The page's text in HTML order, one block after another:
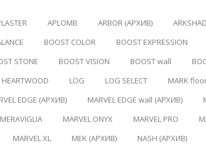
APLOMB ARBOR (АРХИВ)
BOOST COLOR BOOST EXPRESSION
STONE BOOST VISION BOOST wall
HEARTWOOD LOG LOG SELECT MARK
EDGE (АРХИВ) MARVEL EDGE wall (АРХИВ)
MARVEL ONYX MARVEL PRO
MARVEL XL MEK (АРХИВ) NASH (АРХИВ)